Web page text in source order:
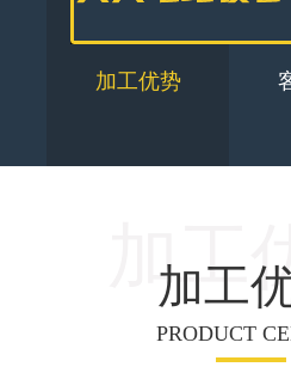
加工优势
加工
加工
PRODUCT